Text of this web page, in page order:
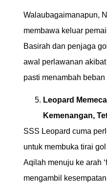
Walaubagaimanapun,
membawa keluar
Basirah dan penjaga
awal perlawanan
pasti menambah beban
Leopard
Kemenangan,
SSS Leopard cuma
untuk membuka tirai
Aqilah menuju ke arah
mengambil